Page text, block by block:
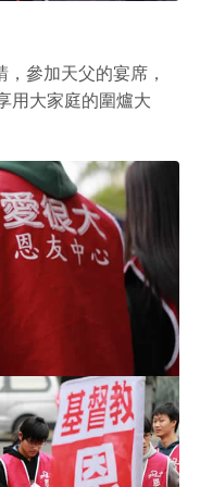
參加天父的宴席，
用大家庭的圍爐大